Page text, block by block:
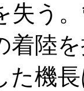
失う
着陸
た機